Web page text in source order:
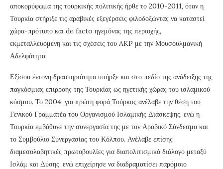
αποκορύφωμα της τουρκικής πολιτικής ήρθε το 2010-2011, όταν η
Τουρκία στήριξε τις αραβικές εξεγέρσεις φιλοδοξώντας να καταστεί
χώρα-πρότυπο και de facto ηγεμόνας της περιοχής,
εκμεταλλευόμενη και τις σχέσεις του AKP με την Μουσουλμανική
Αδελφότητα.
Εξίσου έντονη δραστηριότητα υπήρξε και στο πεδίο της ανάδειξης της
παγκόσμιας επιρροής της Τουρκίας ως ηγετικής χώρας του ισλαμικού
κόσμου. Το 2004, για πρώτη φορά Τούρκος ανέλαβε την θέση του
Γενικού Γραμματέα του Οργανισμού Ισλαμικής Διάσκεψης, ενώ η
Τουρκία εμβάθυνε την συνεργασία της με τον Αραβικό Σύνδεσμο και
το Συμβούλιο Συνεργασίας του Κόλπου. Ανέλαβε επίσης
διαμεσολαβητικές πρωτοβουλίες για διαπολιτισμικό διάλογο μεταξύ
Ισλάμ και Δύσης, ενώ επιχείρησε να διαδραματίσει παρόμοιο